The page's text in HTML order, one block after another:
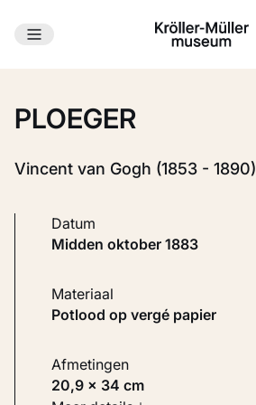
Ga naar hoofdinhoud
PLOEGER
Vincent van Gogh (1853 - 1890)
Datum
midden oktober 1883
Materiaal
Potlood op vergé papier
Afmetingen
20,9 × 34 cm